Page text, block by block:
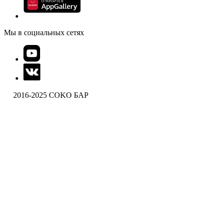
Мы в социальных сетях
2016-2025 COKO БАР